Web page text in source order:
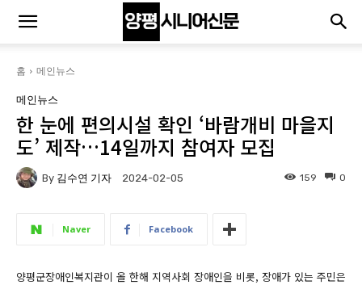
홈 메인뉴스
메인뉴스
한 눈에 편의시설 확인 ‘바람개비 마을지
도’ 제작…14일까지 참여자 모집
By 김수연 기자 2024-02-05 0
159
Naver Facebook
양평군장애인복지관이 올 한해 지역사회 장애인을 비롯, 장애가 있는 주민은